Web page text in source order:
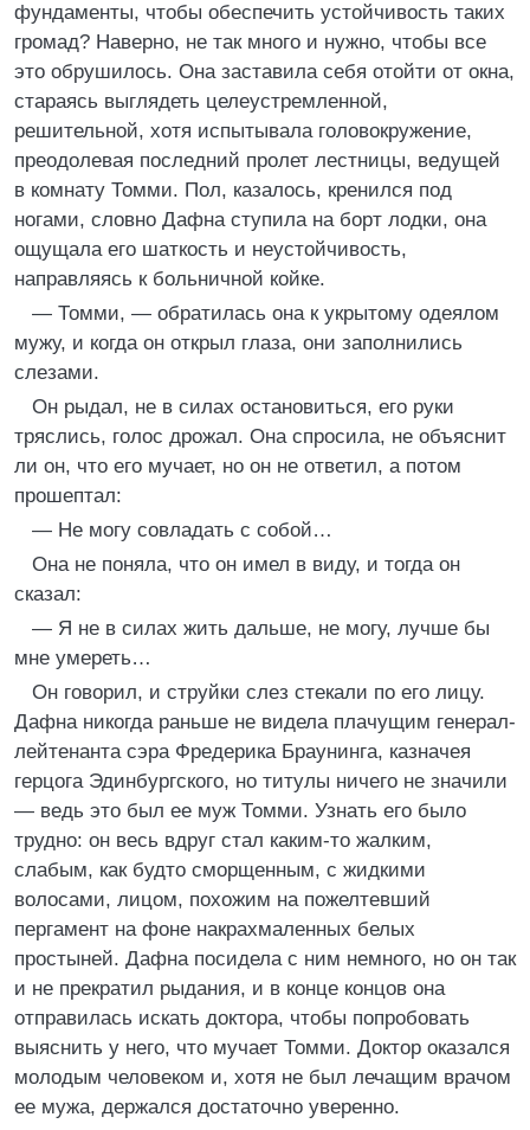
фундаменты, чтобы обеспечить устойчивость таких
громад? Наверно, не так много и нужно, чтобы все
это обрушилось. Она заставила себя отойти от окна,
стараясь выглядеть целеустремленной,
решительной, хотя испытывала головокружение,
преодолевая последний пролет лестницы, ведущей
в комнату Томми. Пол, казалось, кренился под
ногами, словно Дафна ступила на борт лодки, она
ощущала его шаткость и неустойчивость,
направляясь к больничной койке.
— Томми, — обратилась она к укрытому одеялом
мужу, и когда он открыл глаза, они заполнились
слезами.
Он рыдал, не в силах остановиться, его руки
тряслись, голос дрожал. Она спросила, не объяснит
ли он, что его мучает, но он не ответил, а потом
прошептал:
— Не могу совладать с собой…
Она не поняла, что он имел в виду, и тогда он
сказал:
— Я не в силах жить дальше, не могу, лучше бы
мне умереть…
Он говорил, и струйки слез стекали по его лицу.
Дафна никогда раньше не видела плачущим генерал-
лейтенанта сэра Фредерика Браунинга, казначея
герцога Эдинбургского, но титулы ничего не значили
— ведь это был ее муж Томми. Узнать его было
трудно: он весь вдруг стал каким-то жалким,
слабым, как будто сморщенным, с жидкими
волосами, лицом, похожим на пожелтевший
пергамент на фоне накрахмаленных белых
простыней. Дафна посидела с ним немного, но он так
и не прекратил рыдания, и в конце концов она
отправилась искать доктора, чтобы попробовать
выяснить у него, что мучает Томми. Доктор оказался
молодым человеком и, хотя не был лечащим врачом
ее мужа, держался достаточно уверенно.